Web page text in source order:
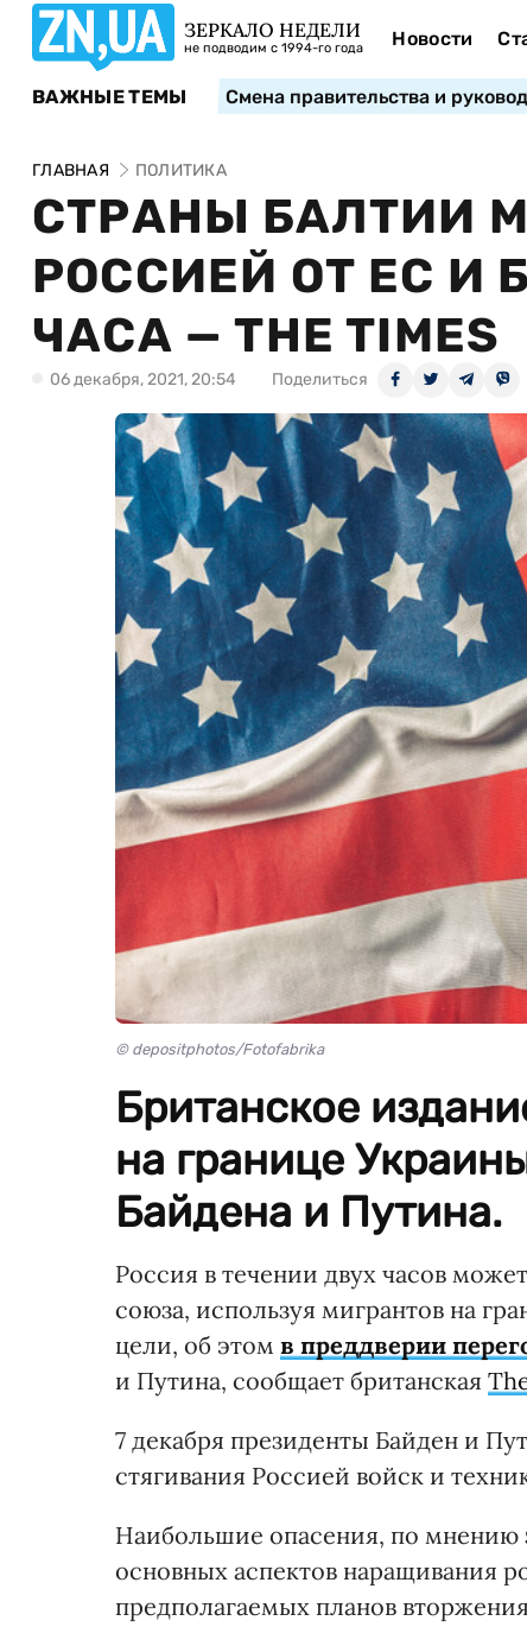
ЗЕРКАЛО НЕДЕЛИ
не подводим с 1994-го года Новости
ВАЖНЫЕ ТЕМЫ Смена правительства и
ГЛАВНАЯ ПОЛИТИКА
СТРАНЫ БАЛТИИ
РОССИЕЙ ОТ ЕС И
ЧАСА — THE TIMES
06 декабря, 2021, 20:54 Поделиться
© depositphotos/Fotofabrika
Британское
на границе
Байдена и Путина.
Россия в течении двух часов
союза, используя мигрантов на
цели, об этом в преддверии
и Путина, сообщает британская
7 декабря президенты Байден и
стягивания Россией войск и
Наибольшие опасения, по мнению
основных аспектов наращивания
предполагаемых планов